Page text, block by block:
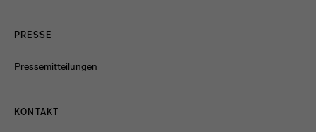
PRESSE
Pressemitteilungen
KONTAKT